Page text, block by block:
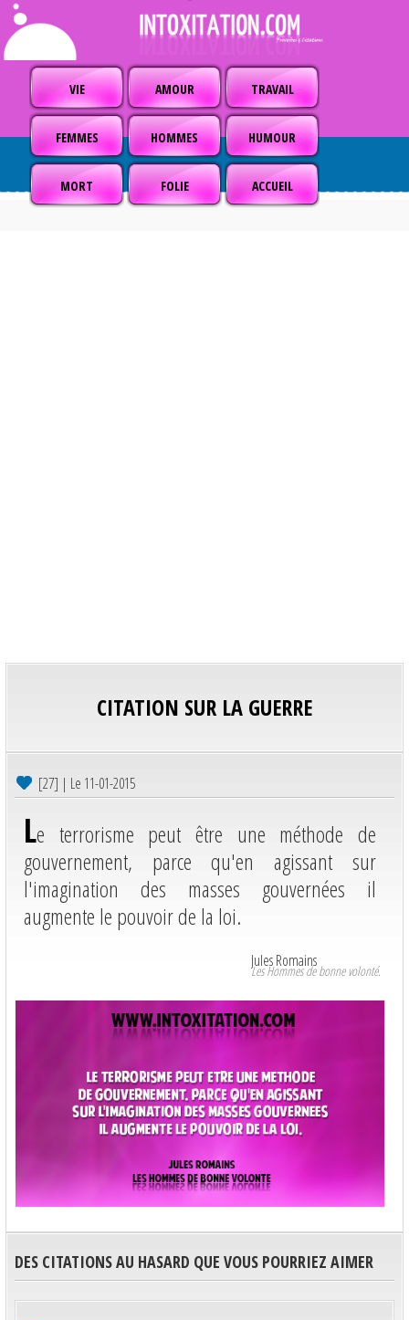
VIE AMOUR TRAVAIL
FEMMES HOMMES HUMOUR
MORT FOLIE ACCUEIL
CITATION SUR LA GUERRE
[27] | Le 11-01-2015
Le terrorisme peut être une méthode de
gouvernement, parce qu'en agissant sur
l'imagination des masses gouvernées il
augmente le pouvoir de la loi.
Jules Romains
Les Hommes de bonne volonté.
DES CITATIONS AU HASARD QUE VOUS POURRIEZ AIMER